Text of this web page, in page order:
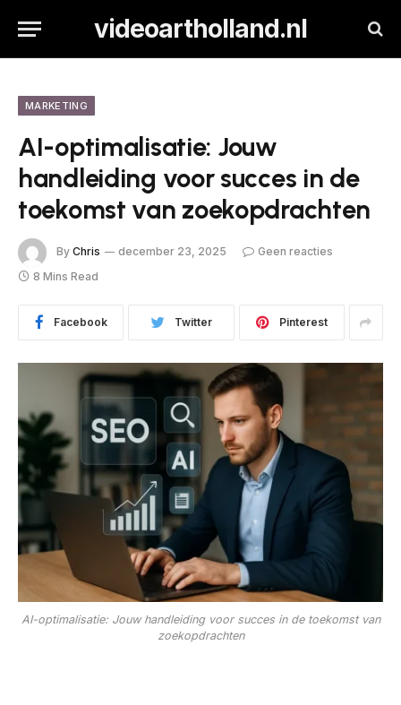
videoartholland.nl
MARKETING
AI-optimalisatie: Jouw
handleiding voor succes in de
toekomst van zoekopdrachten
By Chris december 23, 2025
Geen reacties
8 Mins Read
Facebook Twitter Pinterest
AI-optimalisatie: Jouw handleiding voor succes in de toekomst van
zoekopdrachten